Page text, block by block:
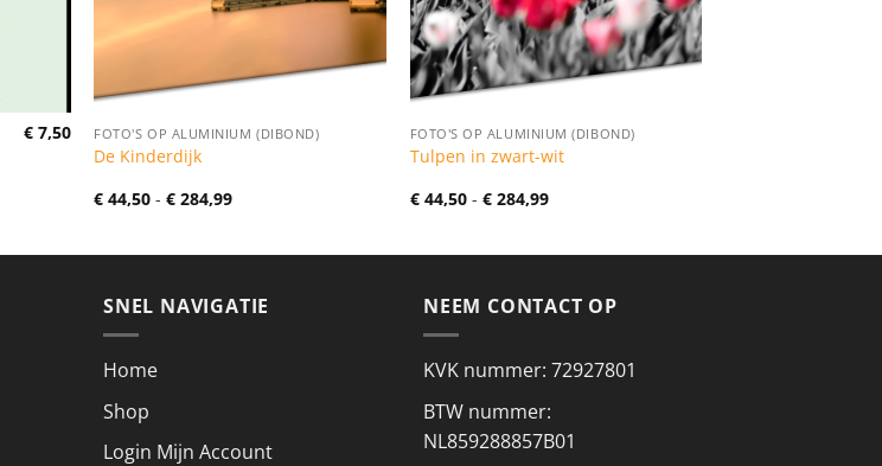
€7,50 FOTO'S OP ALUMINIUM (DIBOND)
De Kinderdijk
€ 44,50 - € 284,99Prijsklasse:
FOTO'S OP ALUMINIUM (DIBOND)
Tulpen in zwart-wit
€44,50 - €284,99Prijsklasse:
SNEL NAVIGATIE
Home
Shop
Login Mijn Account
NEEM CONTACT OP
KVK nummer: 72927801
BTW nummer:
NL859288857B01